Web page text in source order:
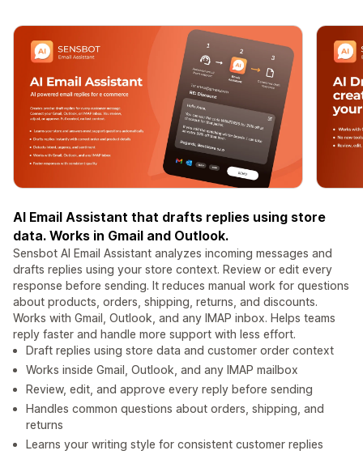
AI Email Assistant that drafts replies using store
data. Works in Gmail and Outlook.
Sensbot AI Email Assistant analyzes incoming messages and
drafts replies using your store context. Review or edit every
response before sending. It reduces manual work for questions
about products, orders, shipping, returns, and discounts.
Works with Gmail, Outlook, and any IMAP inbox. Helps teams
reply faster and handle more support with less effort.
Draft replies using store data and customer order context
Works inside Gmail, Outlook, and any IMAP mailbox
Review, edit, and approve every reply before sending
Handles common questions about orders, shipping, and
returns
Learns your writing style for consistent customer replies